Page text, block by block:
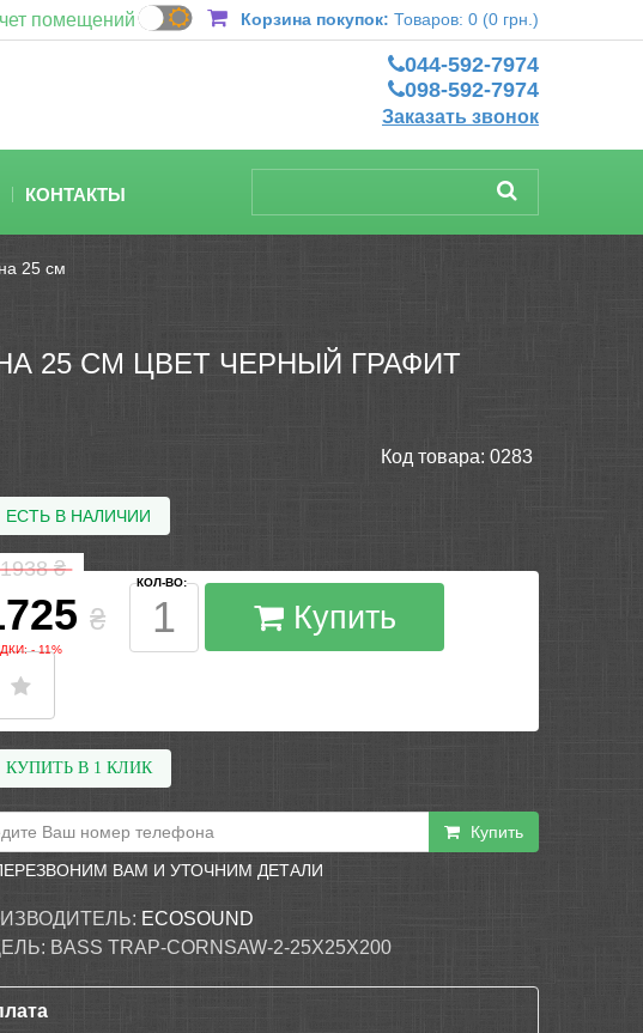
помещений Корзина покупок: Товаров: 0 (0 грн.)
044-592-7974
098-592-7974
Заказать звонок
КОНТАКТЫ
25 см
25 СМ ЦВЕТ ЧЕРНЫЙ ГРАФИТ
Код товара: 0283
ЕСТЬ В НАЛИЧИИ
1938₴
₴
- 11%
КОЛ-ВО:
Купить
КУПИТЬ В 1 КЛИК
Купить
ВАМ И УТОЧНИМ ДЕТАЛИ
ECOSOUND
BASS TRAP-CORNSAW-2-25X25X200